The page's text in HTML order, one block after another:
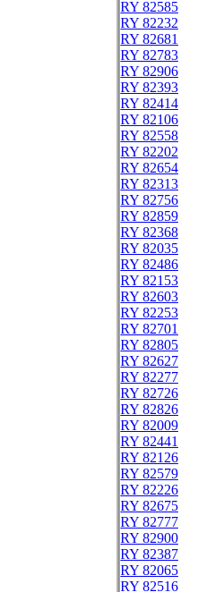
RY 82585
RY 82232
RY 82681
RY 82783
RY 82906
RY 82393
RY 82414
RY 82106
RY 82558
RY 82202
RY 82654
RY 82313
RY 82756
RY 82859
RY 82368
RY 82035
RY 82486
RY 82153
RY 82603
RY 82253
RY 82701
RY 82805
RY 82627
RY 82277
RY 82726
RY 82826
RY 82009
RY 82441
RY 82126
RY 82579
RY 82226
RY 82675
RY 82777
RY 82900
RY 82387
RY 82065
RY 82516